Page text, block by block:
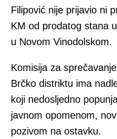
Filipović nije prijavio ni
KM od prodatog stana
u Novom Vinodolskom.
Komisija za
Brčko distriktu ima
koji nedosljedno
javnom opomenom,
pozivom na ostavku.